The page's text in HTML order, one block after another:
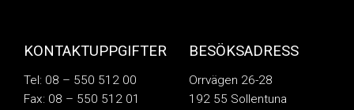
KONTAKTUPPGIFTER
Tel: 08 – 550 512 00
Fax: 08 – 550 512 01
BESÖKSADRESS
Orrvägen 26-28
192 55 Sollentuna